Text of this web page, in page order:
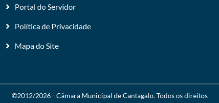
Portal do Servidor
Política de Privacidade
Mapa do Site
©2012/2026 -Câmara Municipal de Cantagalo. Todos os direitos